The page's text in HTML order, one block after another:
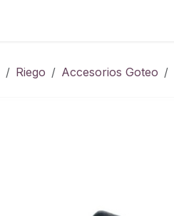
Riego Accesorios Goteo